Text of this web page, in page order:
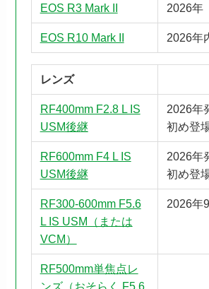
EOS R3 Mark II 2026年
EOS R10 Mark II 2026年
レンズ
RF400mm F2.8 L IS
USM後継
2026年
初め登
RF600mm F4 L IS
USM後継
2026年
初め登
RF300-600mm F5.6
L IS USM（または
VCM）
2026年
RF500mm単焦点レ
ンズ（おそらく F5.6